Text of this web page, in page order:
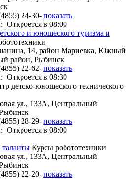
24-30- показать
Откроется в 08:00
и юношеского туризма и
14, район Мариевка, Южный
район, Рыбинск
22-62- показать
Откроется в 08:30
детско-юношеского технического
ул., 133А, Центральный
28-29- показать
Откроется в 08:00
Курсы робототехники
ул., 133А, Центральный
22-20- показать